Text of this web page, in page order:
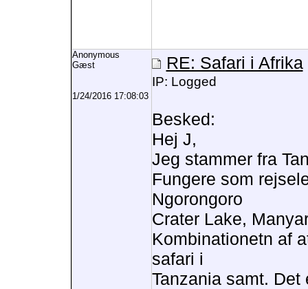
Anonymous
Gæst
1/24/2016 17:08:03
RE: Safari i Afrika
IP: Logged
Besked:
Hej J,
Jeg stammer fra
Fungere som
Ngorongoro
Crater Lake,
Kombinationetn af
safari i
Tanzania samt.